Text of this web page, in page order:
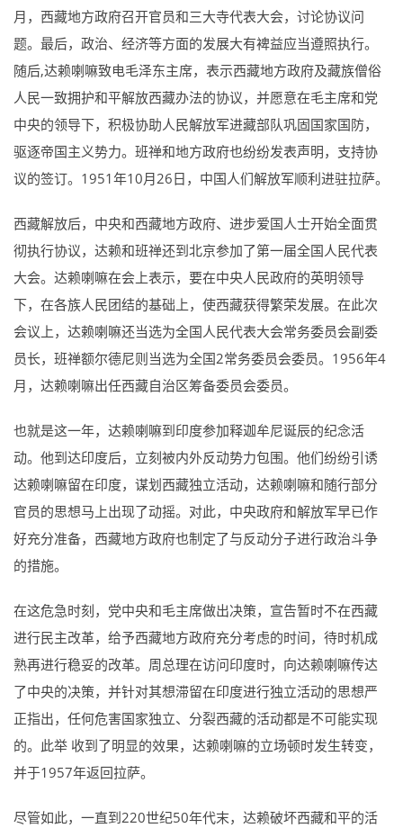
月，西藏地方政府召开官员和三大寺代表大会，讨论协议问
题。最后，政治、经济等方面的发展大有裨益应当遵照执行。
随后,达赖喇嘛致电毛泽东主席，表示西藏地方政府及藏族僧俗
人民一致拥护和平解放西藏办法的协议，并愿意在毛主席和党
中央的领导下，积极协助人民解放军进藏部队巩固国家国防，
驱逐帝国主义势力。班禅和地方政府也纷纷发表声明，支持协
议的签订。1951年10月26日，中国人们解放军顺利进驻拉萨。
西藏解放后，中央和西藏地方政府、进步爱国人士开始全面贯
彻执行协议，达赖和班禅还到北京参加了第一届全国人民代表
大会。达赖喇嘛在会上表示，要在中央人民政府的英明领导
下，在各族人民团结的基础上，使西藏获得繁荣发展。在此次
会议上，达赖喇嘛还当选为全国人民代表大会常务委员会副委
员长，班禅额尔德尼则当选为全国2常务委员会委员。1956年4
月，达赖喇嘛出任西藏自治区筹备委员会委员。
也就是这一年，达赖喇嘛到印度参加释迦牟尼诞辰的纪念活
动。他到达印度后，立刻被内外反动势力包围。他们纷纷引诱
达赖喇嘛留在印度，谋划西藏独立活动，达赖喇嘛和随行部分
官员的思想马上出现了动摇。对此，中央政府和解放军早已作
好充分准备，西藏地方政府也制定了与反动分子进行政治斗争
的措施。
在这危急时刻，党中央和毛主席做出决策，宣告暂时不在西藏
进行民主改革，给予西藏地方政府充分考虑的时间，待时机成
熟再进行稳妥的改革。周总理在访问印度时，向达赖喇嘛传达
了中央的决策，并针对其想滞留在印度进行独立活动的思想严
正指出，任何危害国家独立、分裂西藏的活动都是不可能实现
的。此举 收到了明显的效果，达赖喇嘛的立场顿时发生转变，
并于1957年返回拉萨。
尽管如此，一直到220世纪50年代末，达赖破坏西藏和平的活